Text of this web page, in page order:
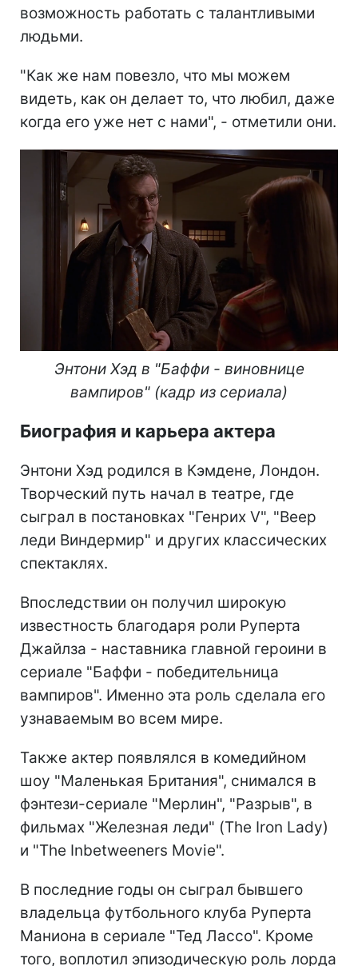
возможность работать с талантливыми
людьми.
"Как же нам повезло, что мы можем
видеть, как он делает то, что любил, даже
когда его уже нет с нами", - отметили они.
Энтони Хэд в "Баффи - виновнице
вампиров" (кадр из сериала)
Биография и карьера актера
Энтони Хэд родился в Кэмдене, Лондон.
Творческий путь начал в театре, где
сыграл в постановках "Генрих V", "Веер
леди Виндермир" и других классических
спектаклях.
Впоследствии он получил широкую
известность благодаря роли Руперта
Джайлза - наставника главной героини в
сериале "Баффи - победительница
вампиров". Именно эта роль сделала его
узнаваемым во всем мире.
Также актер появлялся в комедийном
шоу "Маленькая Британия", снимался в
фэнтези-сериале "Мерлин", "Разрыв", в
фильмах "Железная леди" (The Iron Lady)
и "The Inbetweeners Movie".
В последние годы он сыграл бывшего
владельца футбольного клуба Руперта
Маниона в сериале "Тед Лассо". Кроме
того, воплотил эпизодическую роль лорда